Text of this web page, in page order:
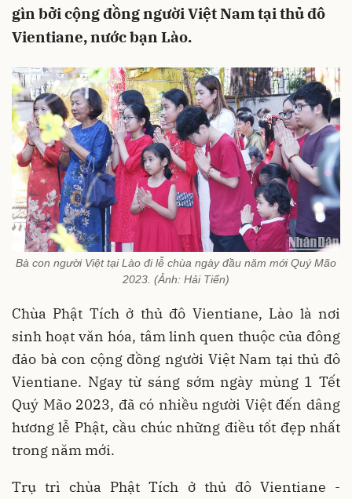
gìn bởi cộng đồng người Việt Nam tại thủ đô
Vientiane, nước bạn Lào.
Bà con người Việt tại Lào đi lễ chùa ngày đầu năm mới Quý Mão
2023. (Ảnh: Hải Tiến)
Chùa Phật Tích ở thủ đô Vientiane, Lào là nơi
sinh hoạt văn hóa, tâm linh quen thuộc của đông
đảo bà con cộng đồng người Việt Nam tại thủ đô
Vientiane. Ngay từ sáng sớm ngày mùng 1 Tết
Quý Mão 2023, đã có nhiều người Việt đến dâng
hương lễ Phật, cầu chúc những điều tốt đẹp nhất
trong năm mới.
Trụ trì chùa Phật Tích ở thủ đô Vientiane -